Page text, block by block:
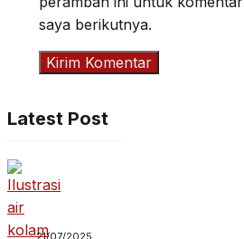
saya berikutnya.
Latest Post
21/07/2025